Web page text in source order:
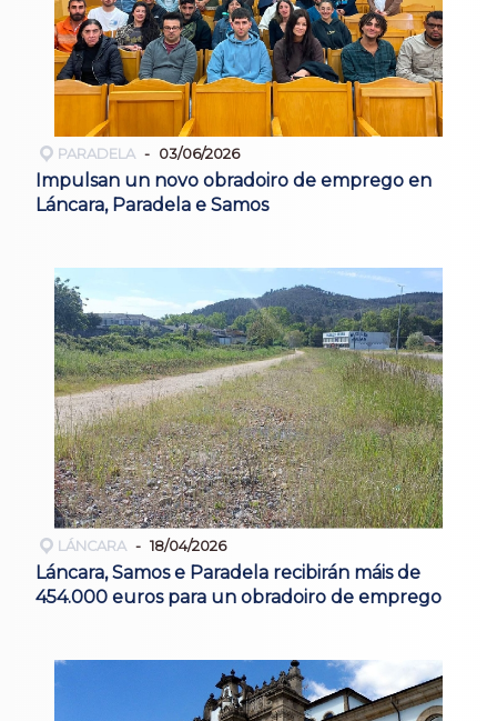
PARADELA 03/06/2026
Impulsan un novo obradoiro de emprego en
Láncara, Paradela e Samos
LÁNCARA 18/04/2026
Láncara, Samos e Paradela recibirán máis de
454.000 euros para un obradoiro de emprego